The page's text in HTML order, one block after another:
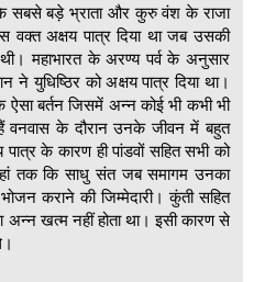
के सबसे बड़े भ्राता और कुरु वंश के राजा
वक्त अक्षय पात्र दिया था जब उसकी
महाभारत के अरण्य पर्व के अनुसार
ने युधिष्ठिर को अक्षय पात्र दिया था।
ऐसा बर्तन जिसमें अन्न कोई भी कभी भी
वनवास के दौरान उनके जीवन में बहुत
पात्र के कारण ही पांडवों सहित सभी को
तक कि साधु संत जब समागम उनका
कराने की जिम्मेदारी। कुंती सहित
अन्न खत्म नहीं होता था। इसी कारण से